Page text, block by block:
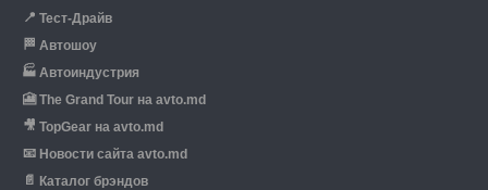
📍 Тест-Драйв
🏁 Автошоу
🏭 Автоиндустрия
🎦 The Grand Tour на avto.md
🎥 TopGear на avto.md
📧 Новости сайта avto.md
📄 Каталог брэндов